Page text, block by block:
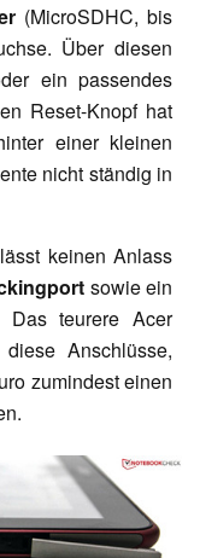
(MicroSDHC, bis
Über diesen
ein passendes
Reset-Knopf hat
einer kleinen
nicht ständig in
keinen Anlass
sowie ein
Das teurere Acer
Anschlüsse,
zumindest einen